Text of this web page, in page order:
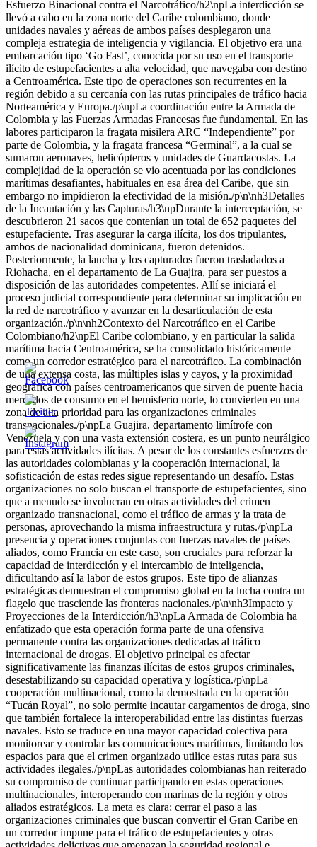
Esfuerzo Binacional contra el Narcotráfico/h2\npLa interdicción se
llevó a cabo en la zona norte del Caribe colombiano, donde
unidades navales y aéreas de ambos países desplegaron una
compleja estrategia de inteligencia y vigilancia. El objetivo era una
embarcación tipo ‘Go Fast’, conocida por su uso en el transporte
ilícito de estupefacientes a alta velocidad, que navegaba con destino
a Centroamérica. Este tipo de operaciones son recurrentes en la
región debido a su cercanía con las rutas principales de tráfico hacia
Norteamérica y Europa./p\npLa coordinación entre la Armada de
Colombia y las Fuerzas Armadas Francesas fue fundamental. En las
labores participaron la fragata misilera ARC “Independiente” por
parte de Colombia, y la fragata francesa “Germinal”, a la cual se
sumaron aeronaves, helicópteros y unidades de Guardacostas. La
complejidad de la operación se vio acentuada por las condiciones
marítimas desafiantes, habituales en esa área del Caribe, que sin
embargo no impidieron la efectividad de la misión./p\n\nh3Detalles
de la Incautación y las Capturas/h3\npDurante la interceptación, se
descubrieron 21 sacos que contenían un total de 652 paquetes del
estupefaciente. Tras asegurar la carga ilícita, los dos tripulantes,
ambos de nacionalidad dominicana, fueron detenidos.
Posteriormente, la lancha y los capturados fueron trasladados a
Riohacha, en el departamento de La Guajira, para ser puestos a
disposición de las autoridades competentes. Allí se iniciará el
proceso judicial correspondiente para determinar su implicación en
la red de narcotráfico y avanzar en la desarticulación de esta
organización./p\n\nh2Contexto del Narcotráfico en el Caribe
Colombiano/h2\npEl Caribe colombiano, y en particular la salida
marítima hacia Centroamérica, se ha consolidado históricamente
como un corredor estratégico para el narcotráfico. La combinación
de una extensa costa, las múltiples islas y cayos, y la proximidad
geográfica con países centroamericanos que sirven de puente hacia
mercados de consumo en el hemisferio norte, lo convierten en una
zona de alta prioridad para las organizaciones criminales
transnacionales./p\npLa Guajira, departamento limítrofe con
Venezuela y con una vasta extensión costera, es un punto neurálgico
para estas actividades ilícitas. A pesar de los constantes esfuerzos de
las autoridades colombianas y la cooperación internacional, la
sofisticación de estas redes sigue representando un desafío. Estas
organizaciones no solo buscan el transporte de estupefacientes, sino
que a menudo se involucran en otras actividades del crimen
organizado transnacional, como el tráfico de armas y la trata de
personas, aprovechando la misma infraestructura y rutas./p\npLa
presencia y operaciones conjuntas con fuerzas navales de países
aliados, como Francia en este caso, son cruciales para reforzar la
capacidad de interdicción y el intercambio de inteligencia,
dificultando así la labor de estos grupos. Este tipo de alianzas
estratégicas demuestran el compromiso global en la lucha contra un
flagelo que trasciende las fronteras nacionales./p\n\nh3Impacto y
Proyecciones de la Interdicción/h3\npLa Armada de Colombia ha
enfatizado que esta operación forma parte de una ofensiva
permanente contra las organizaciones dedicadas al tráfico
internacional de drogas. El objetivo principal es afectar
significativamente las finanzas ilícitas de estos grupos criminales,
desestabilizando su capacidad operativa y logística./p\npLa
cooperación multinacional, como la demostrada en la operación
“Tucán Royal”, no solo permite incautar cargamentos de droga, sino
que también fortalece la interoperabilidad entre las distintas fuerzas
navales. Esto se traduce en una mayor capacidad colectiva para
monitorear y controlar las comunicaciones marítimas, limitando los
espacios para que el crimen organizado utilice estas rutas para sus
actividades ilegales./p\npLas autoridades colombianas han reiterado
su compromiso de continuar participando en estas operaciones
multinacionales, interoperando con marinas de la región y otros
aliados estratégicos. La meta es clara: cerrar el paso a las
organizaciones criminales que buscan convertir el Gran Caribe en
un corredor impune para el tráfico de estupefacientes y otras